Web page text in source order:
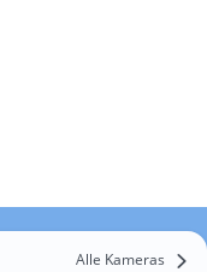
Alle Kameras